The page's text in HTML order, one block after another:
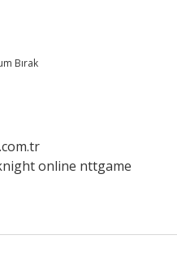
Bırak
online nttgame